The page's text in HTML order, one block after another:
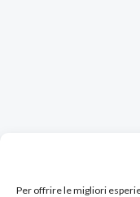
Per offrire le migliori